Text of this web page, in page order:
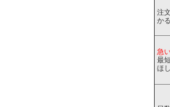
注
か
急
最
ほ